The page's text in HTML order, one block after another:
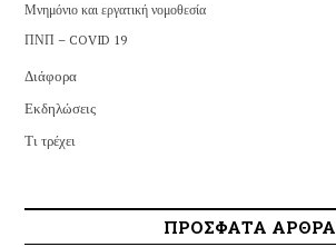
Μνημόνιο και εργατική νομοθεσία
ΠΝΠ – COVID 19
Διάφορα
Εκδηλώσεις
Τι τρέχει
ΠΡΟΣΦΑΤΑ ΑΡΘΡΑ